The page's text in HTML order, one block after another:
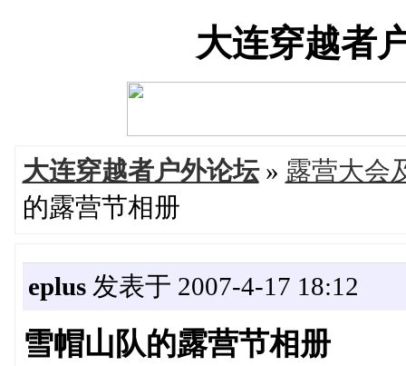
大连穿越者
大连穿越者户外论坛» 露营大会
的露营节相册
eplus发表于 2007-4-17 18:12
雪帽山队的露营节相册